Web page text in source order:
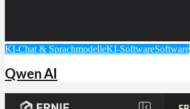
KI-Chat & SprachmodelleKI-SoftwareSoftware
Qwen AI